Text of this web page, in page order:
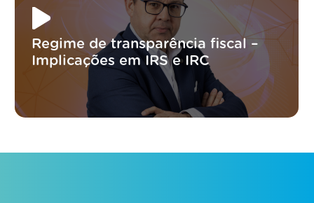
Regime de transparência fiscal –
Implicações em IRS e IRC